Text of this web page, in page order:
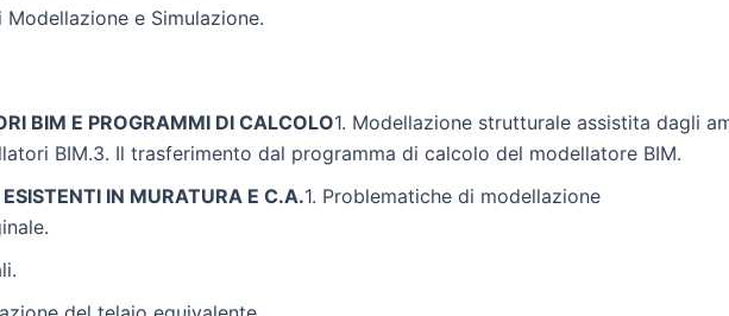
e Simulazione.
BIM E PROGRAMMI DI CALCOLO1. Modellazione strutturale assistita dagli
BIM.3. Il trasferimento dal programma di calcolo del modellatore BIM.
IN MURATURA E C.A.1. Problematiche di modellazione